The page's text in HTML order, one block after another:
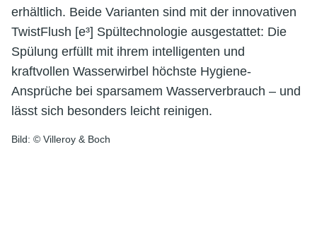
erhältlich. Beide Varianten sind mit der innovativen
TwistFlush [e³] Spültechnologie ausgestattet: Die
Spülung erfüllt mit ihrem intelligenten und
kraftvollen Wasserwirbel höchste Hygiene-
Ansprüche bei sparsamem Wasserverbrauch – und
lässt sich besonders leicht reinigen.
Bild: © Villeroy & Boch